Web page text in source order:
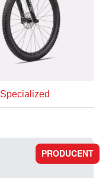
Specialized
PRODUCENT